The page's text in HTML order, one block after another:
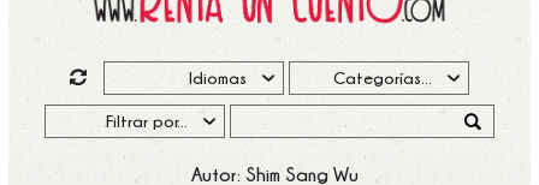
Autor: Shim Sang Wu